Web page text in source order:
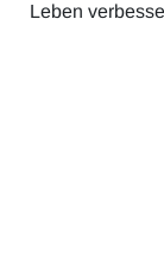
Leben